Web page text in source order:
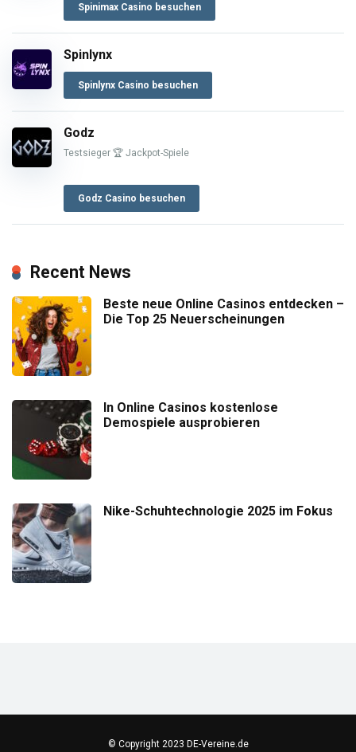
Spinimax Casino besuchen
Spinlynx
Spinlynx Casino besuchen
Godz
Testsieger 🏆 Jackpot-Spiele
Godz Casino besuchen
Recent News
Beste neue Online Casinos entdecken –
Die Top 25 Neuerscheinungen
In Online Casinos kostenlose
Demospiele ausprobieren
Nike-Schuhtechnologie 2025 im Fokus
© Copyright 2023 DE-Vereine.de